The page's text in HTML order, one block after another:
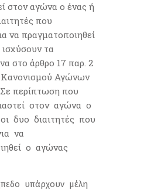
στον αγώνα ο ένας ή
που
να πραγματοποιηθεί
τα
στο άρθρο 17 παρ. 2
Κανονισμού Αγώνων
περίπτωση που
στον αγώνα ο
δυο διαιτητές που
να
ο αγώνας
υπάρχουν μέλη